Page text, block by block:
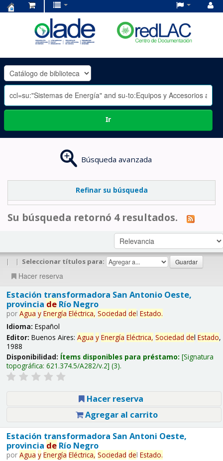
OLADE
-
Ir
Búsqueda avanzada
Refinar su búsqueda
Su búsqueda retornó 4 resultados.
| | Seleccionar títulos para:
Hacer reserva
Estación transformadora San Antonio Oeste,
provincia deRío Negro
por Agua y Energía Eléctrica, Sociedad del Estado.
Idioma: Español
Editor: Buenos Aires: Agua y Energía Eléctrica, Sociedad del Estado,
1988
Disponibilidad: Ítems disponibles para préstamo: Signatura
topográfica: 621.374.5/A282/v.2 (3).
Hacer reserva
Agregar al carrito
Estación transformadora San Antoni Oeste,
provincia deRío Negro
por Agua y Energía Eléctrica, Sociedad del Estado.